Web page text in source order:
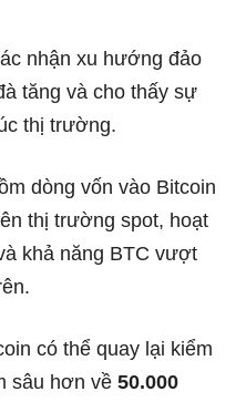
nhận xu hướng đảo
tăng và cho thấy sự
thị trường.
dòng vốn vào Bitcoin
thị trường spot, hoạt
khả năng BTC vượt
có thể quay lại kiểm
sâu hơn về 50.000